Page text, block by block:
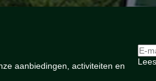
aanbiedingen, activiteiten en